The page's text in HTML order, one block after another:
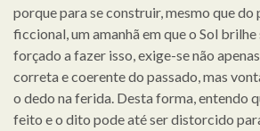
porque para se construir, mesmo que do
ficcional, um amanhã em que o Sol
forçado a fazer isso, exige-se não
correta e coerente do passado, mas
o dedo na ferida. Desta forma, entendo
feito e o dito pode até ser distorcido